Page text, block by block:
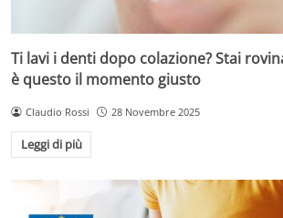
Ti lavi i denti dopo colazione? Stai
è questo il momento giusto
Claudio Rossi 28 Novembre 2025
Leggi di più